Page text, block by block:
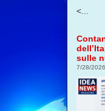
<...
sulle
7/28/2026